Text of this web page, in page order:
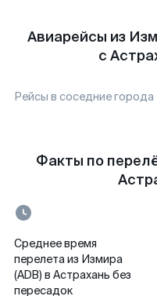
Авиарейсы из
с
Рейсы в соседние города
Факты по
Среднее время
перелета из Измира
(ADB) в Астрахань без
пересадок